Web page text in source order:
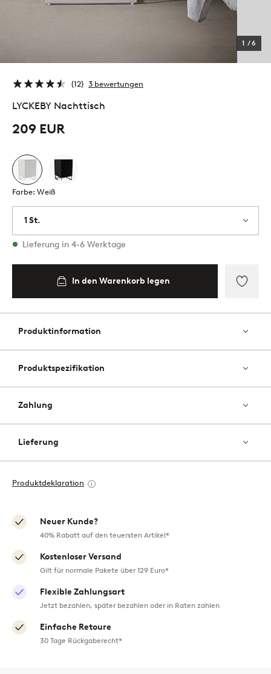
1 /6
12 3 bewertungen
LYCKEBY Nachttisch
209 EUR
Farbe: Weiß
1 St.
Vorrätig
Lieferung in 4-6 Werktage
In den Warenkorb legen
Produktinformation
Produktspezifikation
Zahlung
Lieferung
Produktdeklaration
Neuer Kunde?
40% Rabatt auf den teuersten Artikel*
Kostenloser Versand
Gilt für normale Pakete über 129 Euro*
Flexible Zahlungsart
Jetzt bezahlen, später bezahlen oder in Raten zahlen
Einfache Retoure
30 Tage Rückgaberecht*